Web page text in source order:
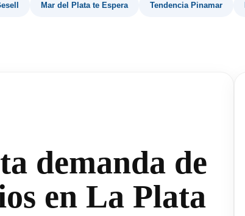
Mar del Plata te Espera Tendencia Pinamar
demanda de
en La Plata